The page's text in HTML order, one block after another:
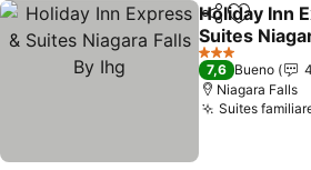
Compartir
Holiday Inn
Suites
Ver precios
3 Estrellas
7,6 Bueno
Niagara Falls
Suites